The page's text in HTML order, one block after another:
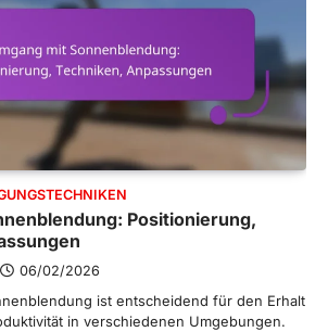
Positionierung,
06/02/2026
ist entscheidend für den Erhalt
in verschiedenen Umgebungen.